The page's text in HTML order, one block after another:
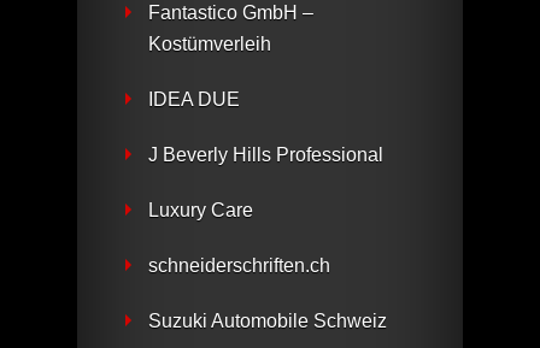
Fantastico GmbH –
Kostümverleih
IDEA DUE
J Beverly Hills Professional
Luxury Care
schneiderschriften.ch
Suzuki Automobile Schweiz